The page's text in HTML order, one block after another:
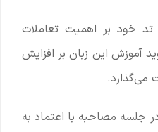
خود بر اهمیت تعاملات
آموزش این زبان بر افزایش
می‌گذارد.
جلسه مصاحبه با اعتماد به